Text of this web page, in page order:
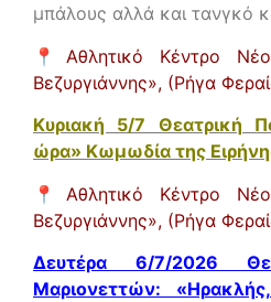
μπάλους αλλά και τανγκό
📍 Αθλητικό Κέντρο
Βεζυργιάννης», (Ρήγα
Κυριακή 5/7 Θεατρική
ώρα» Κωμωδία της
📍 Αθλητικό Κέντρο
Βεζυργιάννης», (Ρήγα
Δευτέρα 6/7/2026
Μαριονεττών: